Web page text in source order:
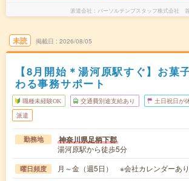
派遣会社 パーソルテンプスタッフ株式会社
未読 掲載日 2026/08/05
【8月開始＊湯河原駅すぐ】お菓
わる事務サポート
職種未経験OK 交通費別途支給あり 土日祝日が
派遣
勤務地 神奈川県足柄下郡
湯河原駅から徒歩5分
曜日頻度 月～金（週5日） ※会社カレンダーあり